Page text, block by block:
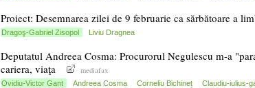
Proiect: Desemnarea zilei de 9 februarie ca sărbătoare a
Dragoş-Gabriel Zisopol Liviu Dragnea
Deputatul Andreea Cosma: Procurorul Negulescu m-a
cariera, viaţa
mediafax
Ovidiu-Victor Gant Andreea Cosma Corneliu Bichineț Claudiu-iulius-